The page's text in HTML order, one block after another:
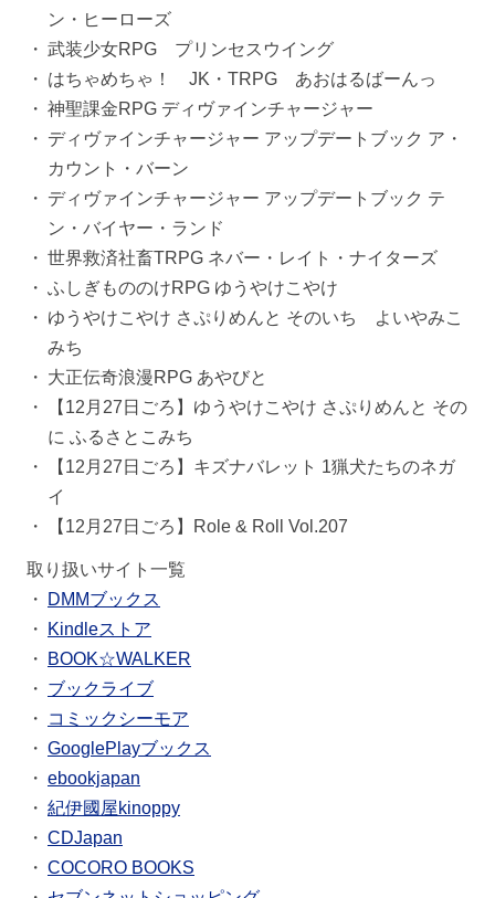
ン・ヒーローズ
武装少女RPG プリンセスウイング
はちゃめちゃ！ JK・TRPG あおはるばーんっ
神聖課金RPG ディヴァインチャージャー
ディヴァインチャージャー アップデートブック ア・
カウント・バーン
ディヴァインチャージャー アップデートブック テ
ン・バイヤー・ランド
世界救済社畜TRPG ネバー・レイト・ナイターズ
ふしぎもののけRPG ゆうやけこやけ
ゆうやけこやけ さぷりめんと そのいち よいやみこ
みち
大正伝奇浪漫RPG あやびと
【12月27日ごろ】ゆうやけこやけ さぷりめんと その
に ふるさとこみち
【12月27日ごろ】キズナバレット 1猟犬たちのネガ
イ
【12月27日ごろ】Role & Roll Vol.207
取り扱いサイト一覧
DMMブックス
Kindleストア
BOOK☆WALKER
ブックライブ
コミックシーモア
GooglePlayブックス
ebookjapan
紀伊國屋kinoppy
CDJapan
COCORO BOOKS